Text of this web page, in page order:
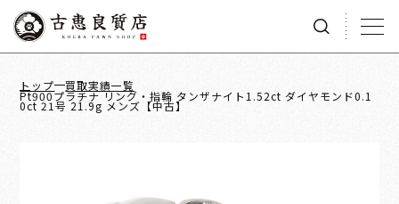
トップ 買取実績一覧
Pt900プラチナ リング・指輪 タンザナイト1.52ct ダイヤモンド0.1
0ct 21号 21.9g メンズ【中古】